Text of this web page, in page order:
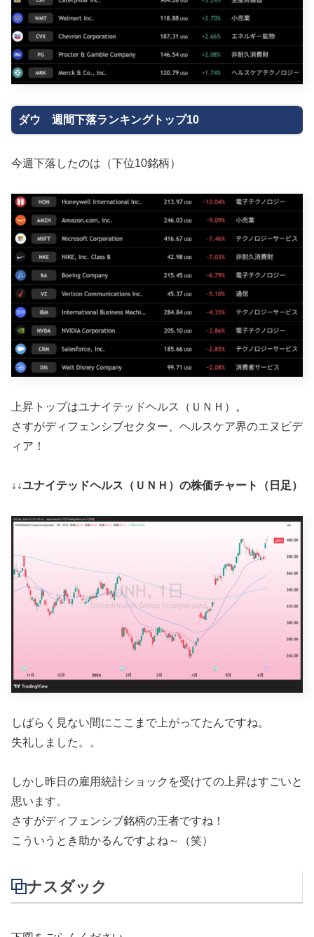
ダウ 週間下落ランキングトップ10
今週下落したのは（下位10銘柄）
上昇トップはユナイテッドヘルス（ＵＮＨ）。
さすがディフェンシブセクター、ヘルスケア界のエヌビデ
ィア！
↓↓ユナイテッドヘルス（ＵＮＨ）の株価チャート（日足）
しばらく見ない間にここまで上がってたんですね。
失礼しました。。
しかし昨日の雇用統計ショックを受けての上昇はすごいと
思います。
さすがディフェンシブ銘柄の王者ですね！
こういうとき助かるんですよね～（笑）
ナスダック